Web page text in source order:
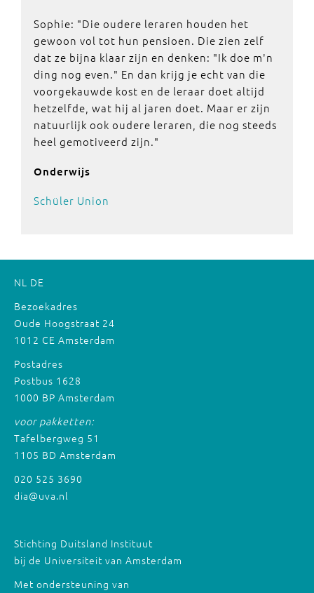
Sophie: "Die oudere leraren houden het
gewoon vol tot hun pensioen. Die zien zelf
dat ze bijna klaar zijn en denken: "Ik doe m'n
ding nog even." En dan krijg je echt van die
voorgekauwde kost en de leraar doet altijd
hetzelfde, wat hij al jaren doet. Maar er zijn
natuurlijk ook oudere leraren, die nog steeds
heel gemotiveerd zijn."
Onderwijs
Schüler Union
NL DE
Bezoekadres
Oude Hoogstraat 24
1012 CE Amsterdam
Postadres
Postbus 1628
1000 BP Amsterdam
voor pakketten:
Tafelbergweg 51
1105 BD Amsterdam
020 525 3690
dia@uva.nl
Stichting Duitsland Instituut
bij de Universiteit van Amsterdam
Met ondersteuning van